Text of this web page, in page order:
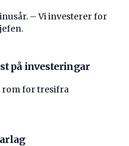
– Vi investerer for
på investeringar
rom for tresifra